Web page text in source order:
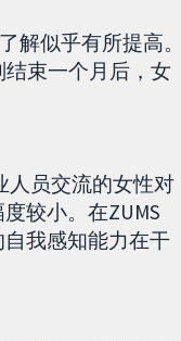
解似乎有所提高。
束一个月后，女
人员交流的女性对
较小。在ZUMS
我感知能力在干